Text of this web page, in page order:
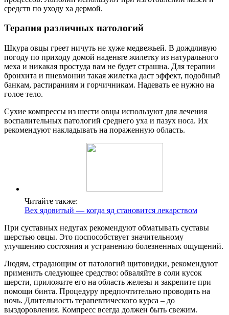
средств по уходу ха дермой.
Терапия различных патологий
Шкура овцы греет ничуть не хуже медвежьей. В дождливую
погоду по приходу домой наденьте жилетку из натурального
меха и никакая простуда вам не будет страшна. Для терапии
бронхита и пневмонии такая жилетка даст эффект, подобный
банкам, растираниям и горчичникам. Надевать ее нужно на
голое тело.
Сухие компрессы из шести овцы используют для лечения
воспалительных патологий среднего уха и пазух носа. Их
рекомендуют накладывать на пораженную область.
Читайте также:
Вех ядовитый — когда яд становится лекарством
При суставных недугах рекомендуют обматывать суставы
шерстью овцы. Это поспособствует значительному
улучшению состояния и устранению болезненных ощущений.
Людям, страдающим от патологий щитовидки, рекомендуют
применить следующее средство: обваляйте в соли кусок
шерсти, приложите его на область железы и закрепите при
помощи бинта. Процедуру предпочтительно проводить на
ночь. Длительность терапевтического курса – до
выздоровления. Компресс всегда должен быть свежим.